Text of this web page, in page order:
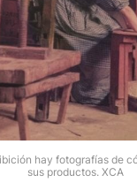
hay fotografías de
sus productos. XCA